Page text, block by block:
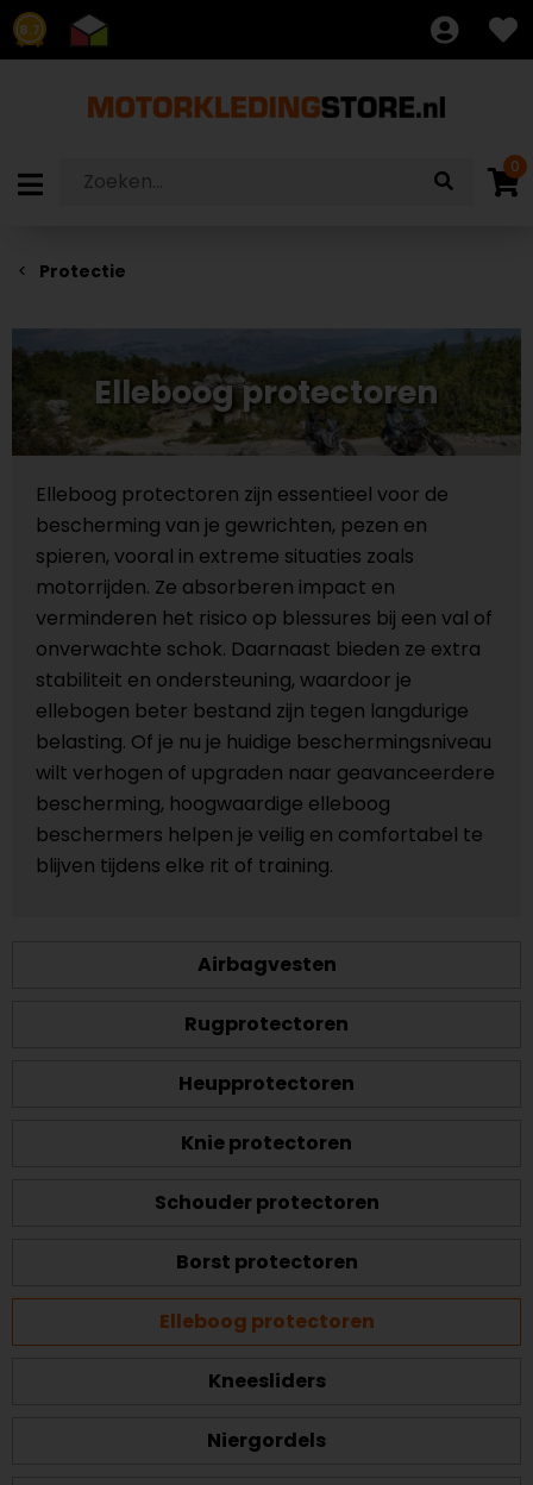
8.7
0
Protectie
Elleboog protectoren
Elleboog protectoren zijn essentieel voor de
bescherming van je gewrichten, pezen en
spieren, vooral in extreme situaties zoals
motorrijden. Ze absorberen impact en
verminderen het risico op blessures bij een val of
onverwachte schok. Daarnaast bieden ze extra
stabiliteit en ondersteuning, waardoor je
ellebogen beter bestand zijn tegen langdurige
belasting. Of je nu je huidige beschermingsniveau
wilt verhogen of upgraden naar geavanceerdere
bescherming, hoogwaardige elleboog
beschermers helpen je veilig en comfortabel te
blijven tijdens elke rit of training.
Airbagvesten
Rugprotectoren
Heupprotectoren
Knie protectoren
Schouder protectoren
Borst protectoren
Elleboog protectoren
Kneesliders
Niergordels